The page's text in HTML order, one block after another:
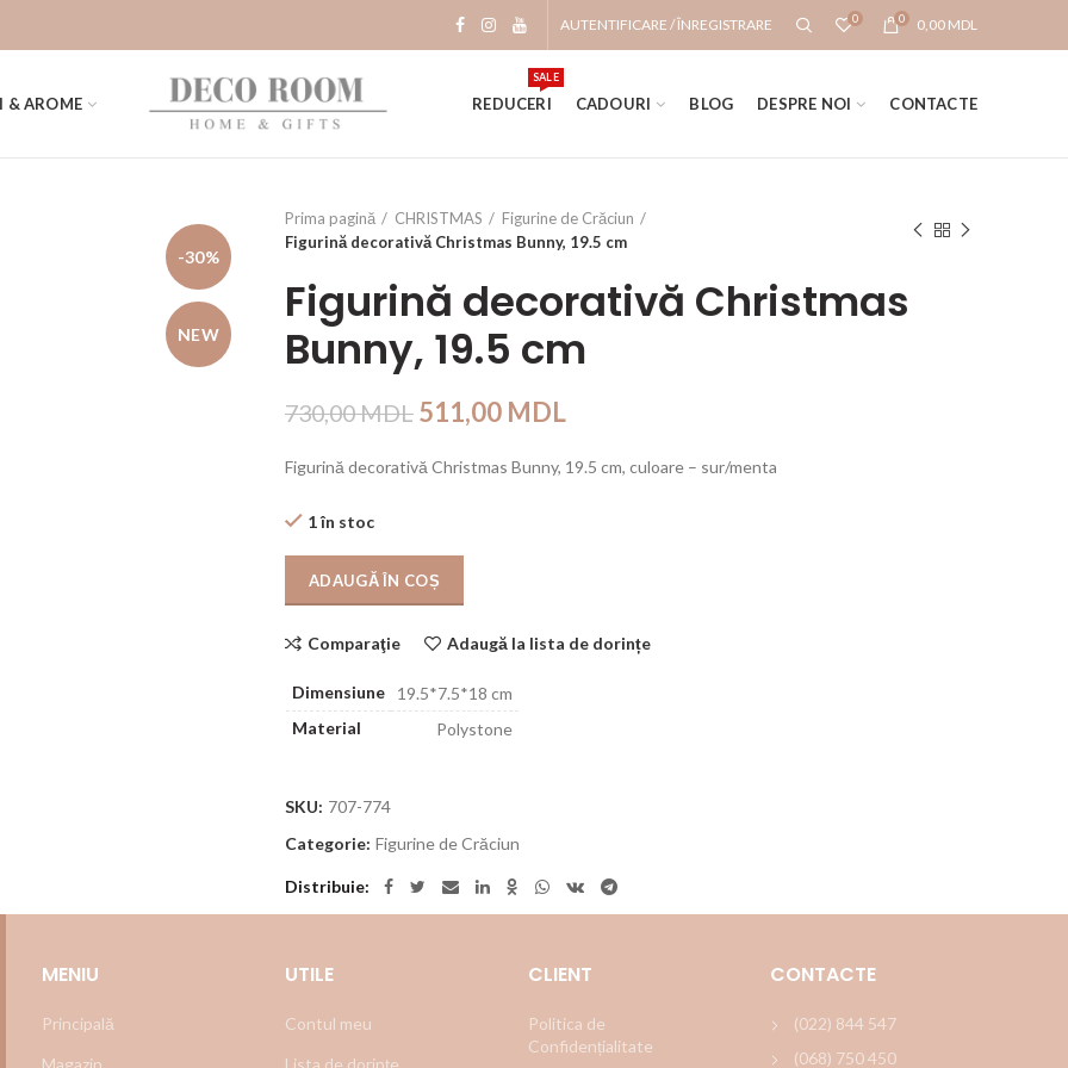
AUTENTIFICARE / ÎNREGISTRARE 0 0 0,00 MDL
& AROME REDUCERI
SALE
CADOURI BLOG DESPRE NOI CONTACTE
-30%
NEW
Prima pagină CHRISTMAS
Figurine de Crăciun
Figurină decorativă Christmas Bunny, 19.5 cm
Figurină decorativă Christmas
Bunny, 19.5 cm
730,00MDL 511,00 MDL
Figurină decorativă Christmas Bunny, 19.5 cm, culoare – sur/menta
1 în stoc
ADAUGĂ ÎN COȘ
Comparaţie Adaugă la lista de dorințe
Dimensiune
19.5*7.5*18 cm
Material
Polystone
SKU: 707-774
Categorie: Figurine de Crăciun
Distribuie
MENIU
Principală
Magazin
UTILE
Contul meu
Lista de dorințe
CLIENT
Politica de
Confidențialitate
CONTACTE
(022) 844 547
(068) 750 450